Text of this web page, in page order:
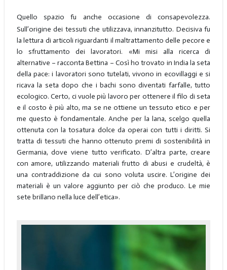
Quello spazio fu anche occasione di consapevolezza.
Sull’origine dei tessuti che utilizzava, innanzitutto. Decisiva fu
la lettura di articoli riguardanti il maltrattamento delle pecore e
lo sfruttamento dei lavoratori. «Mi misi alla ricerca di
alternative – racconta Bettina – Così ho trovato in India la seta
della pace: i lavoratori sono tutelati, vivono in ecovillaggi e si
ricava la seta dopo che i bachi sono diventati farfalle, tutto
ecologico. Certo, ci vuole più lavoro per ottenere il filo di seta
e il costo è più alto, ma se ne ottiene un tessuto etico e per
me questo è fondamentale. Anche per la lana, scelgo quella
ottenuta con la tosatura dolce da operai con tutti i diritti. Si
tratta di tessuti che hanno ottenuto premi di sostenibilità in
Germania, dove viene tutto verificato. D’altra parte, creare
con amore, utilizzando materiali frutto di abusi e crudeltà, è
una contraddizione da cui sono voluta uscire. L’origine dei
materiali è un valore aggiunto per ciò che produco. Le mie
sete brillano nella luce dell’etica».